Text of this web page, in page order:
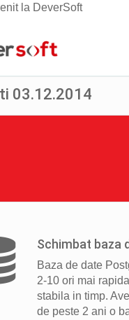
la DeverSoft
03.12.2014
Schimbat baza
Baza de date
2-10 ori mai
stabila in timp.
de peste 2 ani o